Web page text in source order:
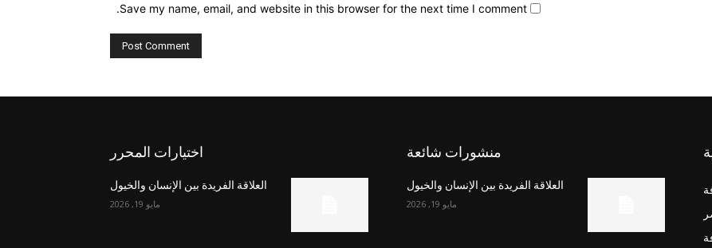
Save my name, email, and website in this browser for the next time I comment.
اختيارات المحرر
العلاقة الفريدة بين الإنسان والخيول
مايو 19, 2026
منشورات شائعة
العلاقة الفريدة بين الإنسان والخيول
مايو 19, 2026